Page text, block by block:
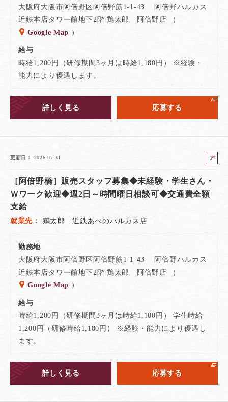
大阪府大阪市阿倍野区阿倍野筋1-1-43 阿倍野ハルカス
近鉄本店タワー館地下2階 鶏太郎 阿倍野店 （
Google Map ）
給与
時給1,200円（研修期間3ヶ月は時給1,180円） ※経験・
能力により優遇します。
詳しく見る 応募する
更新日 2026-07-31
ア
バ
イ
［阿倍野橋］販売スタッフ募集◆未経験・学生さん・
Ｗワーク歓迎◆週2日～時間曜日相談可◆交通費全額
支給
就業先 鶏太郎 近鉄あべのハルカス店
勤務地
大阪府大阪市阿倍野区阿倍野筋1-1-43 阿倍野ハルカス
近鉄本店タワー館地下2階 鶏太郎 阿倍野店 （
Google Map ）
給与
時給1,200円（研修期間3ヶ月は時給1,180円） 学生時給
1,200円（研修時給1,180円） ※経験・能力により優遇し
ます。
詳しく見る 応募する